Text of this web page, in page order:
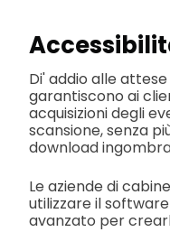
Di' addio alle
garantiscono ai
acquisizioni degli
scansione, senza
download
Le aziende di
utilizzare il
avanzato per